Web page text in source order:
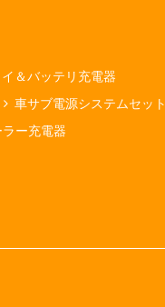
＆バッテリ充電器
車サブ電源システムセット
ー充電器